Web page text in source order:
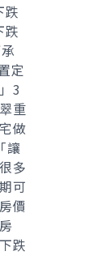
跌
跌
定
3
重
做
讓
多
可
價
跌